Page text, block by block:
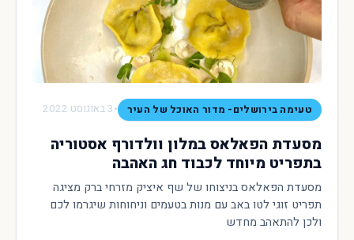
טעימה בירושלים- מדור האוכל של העיר •3 באוגוסט 2022
מסעדת הפאלאס במלון וולדורף אסטוריה
בתפריט מיוחד לכבוד חג האהבה
מסעדת הפאלאס בניצוחו של שף איציק מזרחי ברק מציגה
תפריט זוגי לטו באב עם מנות בטעמים וניחוחות שיגרמו לכם
ולכן להתאהב מחדש